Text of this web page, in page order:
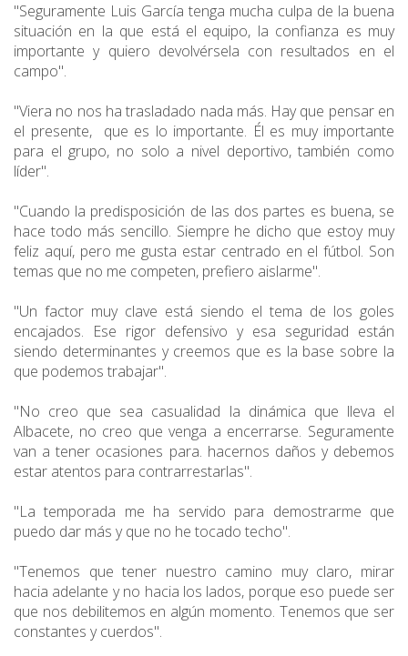
"Seguramente Luis García tenga mucha culpa de la buena
situación en la que está el equipo, la confianza es muy
importante y quiero devolvérsela con resultados en el
campo".
"Viera no nos ha trasladado nada más. Hay que pensar en
el presente, que es lo importante. Él es muy importante
para el grupo, no solo a nivel deportivo, también como
líder".
"Cuando la predisposición de las dos partes es buena, se
hace todo más sencillo. Siempre he dicho que estoy muy
feliz aquí, pero me gusta estar centrado en el fútbol. Son
temas que no me competen, prefiero aislarme".
"Un factor muy clave está siendo el tema de los goles
encajados. Ese rigor defensivo y esa seguridad están
siendo determinantes y creemos que es la base sobre la
que podemos trabajar".
"No creo que sea casualidad la dinámica que lleva el
Albacete, no creo que venga a encerrarse. Seguramente
van a tener ocasiones para. hacernos daños y debemos
estar atentos para contrarrestarlas".
"La temporada me ha servido para demostrarme que
puedo dar más y que no he tocado techo".
"Tenemos que tener nuestro camino muy claro, mirar
hacia adelante y no hacia los lados, porque eso puede ser
que nos debilitemos en algún momento. Tenemos que ser
constantes y cuerdos".